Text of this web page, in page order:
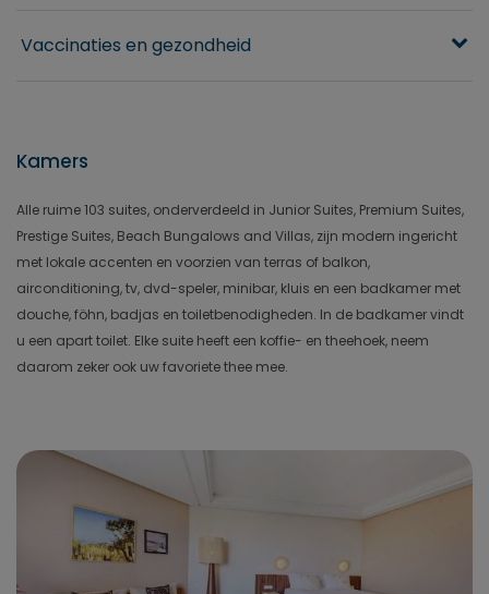
Vaccinaties en gezondheid
Kamers
Alle ruime 103 suites, onderverdeeld in Junior Suites, Premium Suites,
Prestige Suites, Beach Bungalows and Villas, zijn modern ingericht
met lokale accenten en voorzien van terras of balkon,
airconditioning, tv, dvd-speler, minibar, kluis en een badkamer met
douche, föhn, badjas en toiletbenodigheden. In de badkamer vindt
u een apart toilet. Elke suite heeft een koffie- en theehoek, neem
daarom zeker ook uw favoriete thee mee.